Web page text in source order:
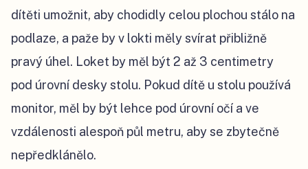
dítěti umožnit, aby chodidly celou plochou stálo na
podlaze, a paže by v lokti měly svírat přibližně
pravý úhel. Loket by měl být 2 až 3 centimetry
pod úrovní desky stolu. Pokud dítě u stolu používá
monitor, měl by být lehce pod úrovní očí a ve
vzdálenosti alespoň půl metru, aby se zbytečně
nepředklánělo.